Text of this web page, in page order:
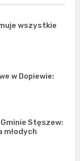
wszystkie
w Dopiewie:
Stęszew:
młodych